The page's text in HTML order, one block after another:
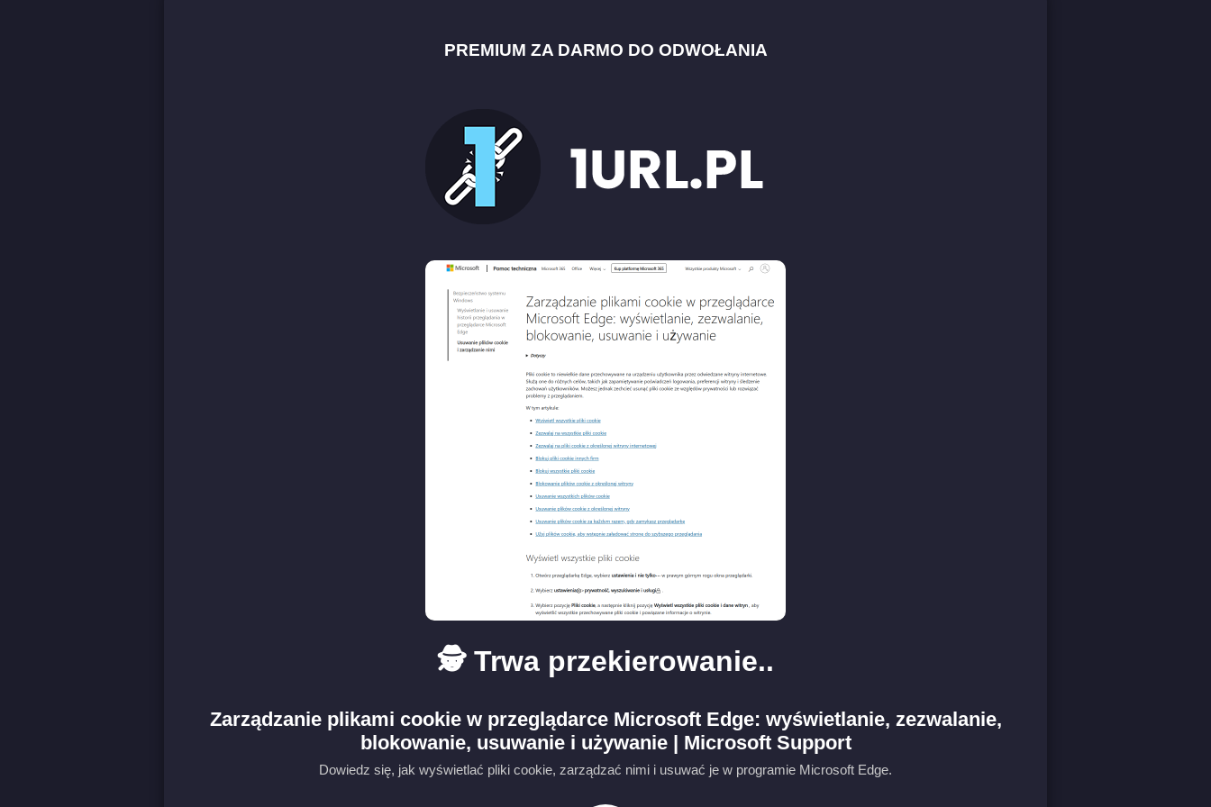
PREMIUM ZA DARMO DO ODWOŁANIA
🕵️ Trwa przekierowanie..
Zarządzanie plikami cookie w przeglądarce Microsoft Edge: wyświetlanie, zezwalanie,
blokowanie, usuwanie i używanie | Microsoft Support
Dowiedz się, jak wyświetlać pliki cookie, zarządzać nimi i usuwać je w programie Microsoft Edge.